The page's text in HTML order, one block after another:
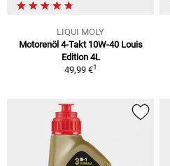
LIQUI MOLY
Motorenöl 4-Takt 10W-40 Louis
Edition 4L
49,99 €1